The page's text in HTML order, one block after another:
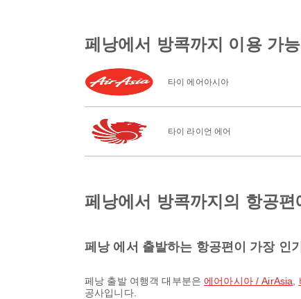
페낭에서 방콕까지 이용 가
타이 에어아시아
타이 라이언 에어
페낭에서 방콕까지의 항공편
페낭 에서 출발하는 항공편이 가장 인
페낭 출발 여행객 대부분은에어아시아 / AirAsia
공사입니다.